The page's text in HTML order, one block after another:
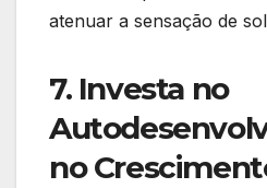
atenuar a sensação de
7. Investa no
no